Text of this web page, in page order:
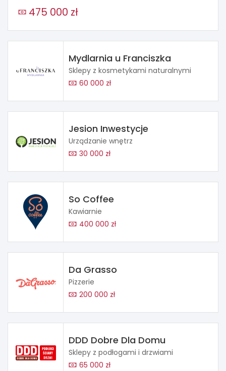
475 000 zł
Mydlarnia u Franciszka
Sklepy z kosmetykami naturalnymi
60 000 zł
Jesion Inwestycje
Urządzanie wnętrz
30 000 zł
So Coffee
Kawiarnie
400 000 zł
Da Grasso
Pizzerie
200 000 zł
DDD Dobre Dla Domu
Sklepy z podłogami i drzwiami
65 000 zł